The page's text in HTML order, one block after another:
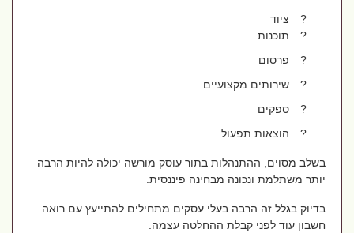
ציוד
תוכנות
פרסום
שירותים מקצועיים
ספקים
הוצאות תפעול
בשלב מסוים, ההתנהלות בתור עוסק מורשה יכולה להיות הרבה
יותר משתלמת ונכונה מבחינה פיננסית.
בדיוק בגלל זה הרבה בעלי עסקים מתחילים להתייעץ עם רואה
חשבון עוד לפני קבלת ההחלטה עצמה.